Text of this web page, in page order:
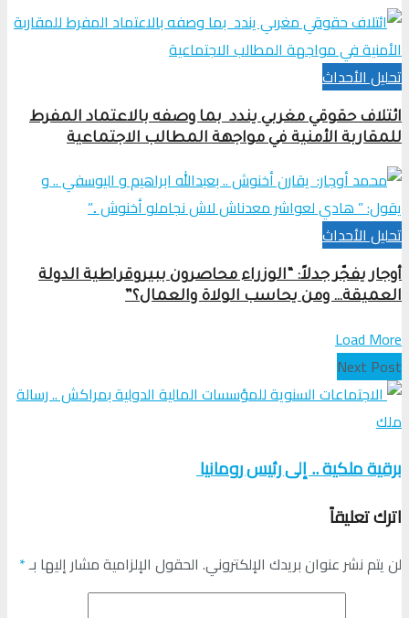
تحلیل الأحداث
ائتلاف حقوقي مغربي يندد بما وصفه بالاعتماد المفرط
للمقاربة الأمنية في مواجهة المطالب الاجتماعية
تحلیل الأحداث
أوجار يفجّر جدلاً: “الوزراء محاصرون ببيروقراطية الدولة
العميقة… ومن يحاسب الولاة والعمال؟”
Load More
Next Post
برقية ملكية .. إلى رئيس رومانيا
اترك تعليقاً
لن يتم نشر عنوان بريدك الإلكتروني. الحقول الإلزامية مشار إليها بـ*